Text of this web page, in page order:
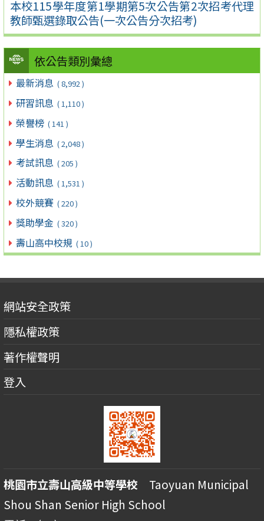
本校115學年度第1學期第5次公告第2次招考代理
教師甄選錄取公告(一次公告分次招考)
依公告類別彙總
最新消息 ( 8,992 )
研習訊息 ( 1,110 )
榮譽榜 ( 141 )
學生消息 ( 2,048 )
考試訊息 ( 205 )
活動訊息 ( 1,531 )
校外競賽 ( 220 )
獎助學金 ( 320 )
壽山高中校規 ( 10 )
網站安全政策
隱私權政策
著作權聲明
登入
桃園市立壽山高級中等學校 Taoyuan Municipal
Shou Shan Senior High School